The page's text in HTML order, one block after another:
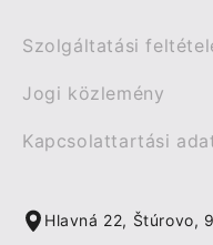
Szolgáltatási
Jogi közlemény
Kapcsolattartási
Hlavná 22, Štúrovo,